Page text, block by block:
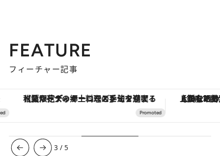
FEATURE
フィーチャー記事
【夏限定ディナーコース】旬を迎える稚鮎や花ズッキーニなどをイタリア・トスカーナの郷土料理の手法で満喫！ 【銀座で出合う最旬美容】美髪ケアや上質
3 / 5